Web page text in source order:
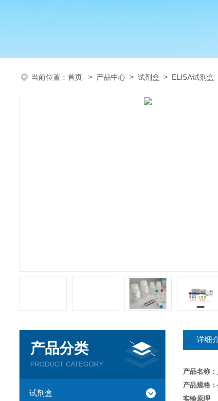
当前位置： 首页 > 产品中心 > 试剂盒 > ELISA试剂盒
产品分类
PRODUCT CATEGORY
试剂盒
详细
产品名称：
产品规格
实验原理